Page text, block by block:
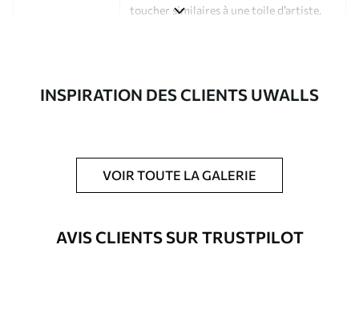
toucher similaires à une toile d’artiste.
Possibilité d'ajouter un vernis
protecteur pour renforcer la durabilité
du tableau.
Matériaux disponibles
INSPIRATION DES CLIENTS UWALLS
VOIR TOUTE LA GALERIE
AVIS CLIENTS SUR TRUSTPILOT